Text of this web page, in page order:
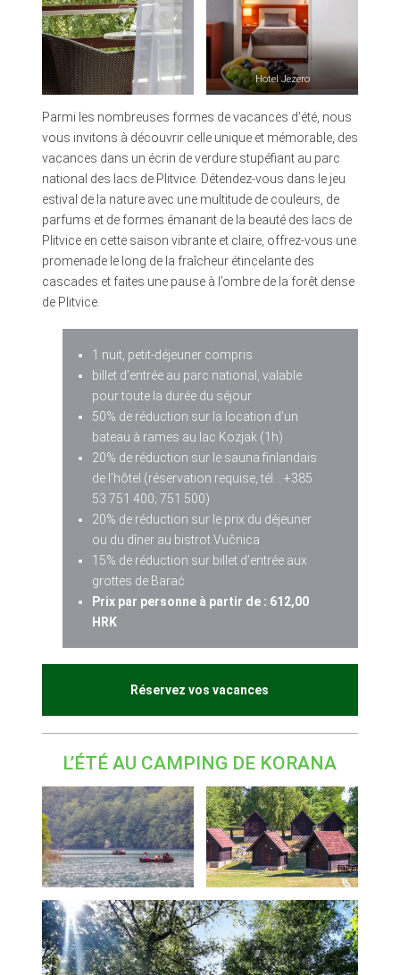
Hotel Jezero
Parmi les nombreuses formes de vacances d’été, nous
vous invitons à découvrir celle unique et mémorable, des
vacances dans un écrin de verdure stupéfiant au parc
national des lacs de Plitvice. Détendez-vous dans le jeu
estival de la nature avec une multitude de couleurs, de
parfums et de formes émanant de la beauté des lacs de
Plitvice en cette saison vibrante et claire, offrez-vous une
promenade le long de la fraîcheur étincelante des
cascades et faites une pause à l’ombre de la forêt dense
de Plitvice.
1 nuit, petit-déjeuner compris
billet d’entrée au parc national, valable
pour toute la durée du séjour
50% de réduction sur la location d’un
bateau à rames au lac Kozjak (1h)
20% de réduction sur le sauna finlandais
de l’hôtel (réservation requise, tél. : +385
53 751 400; 751 500)
20% de réduction sur le prix du déjeuner
ou du dîner au bistrot Vučnica
15% de réduction sur billet d’entrée aux
grottes de Barać
Prix par personne à partir de : 612,00
HRK
Réservez vos vacances
L’ÉTÉ AU CAMPING DE KORANA